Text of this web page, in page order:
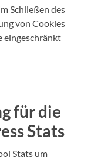
Schließen des
von Cookies
eingeschränkt
für die
Stats
Stats um